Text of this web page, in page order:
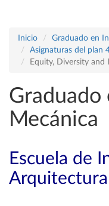
Inicio
Graduado en
Asignaturas del plan
Equity, Diversity and
Graduado
Mecánica
Escuela de
Arquitectura